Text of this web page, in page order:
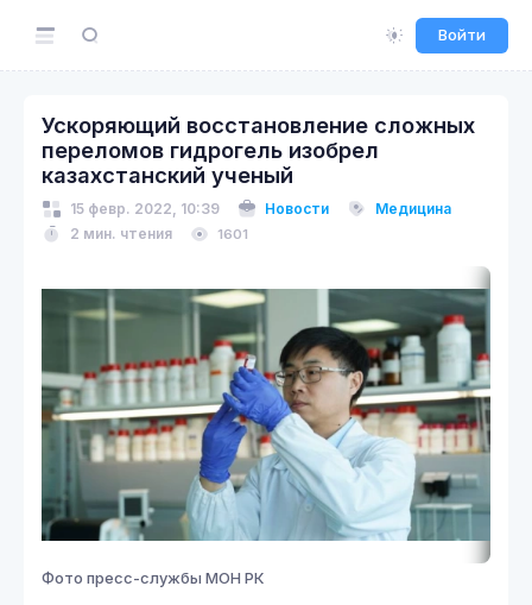
Войти
Ускоряющий восстановление сложных
переломов гидрогель изобрел
казахстанский ученый
15 февр. 2022, 10:39 Новости
Медицина
2 мин. чтения
1601
Фото пресс-службы МОН РК